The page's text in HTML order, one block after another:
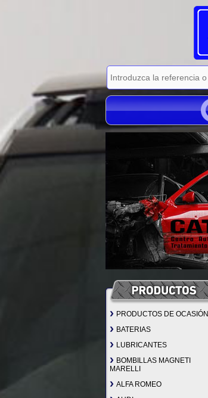
PRODUCTOS DE OCASIÓN
BATERIAS
LUBRICANTES
BOMBILLAS MAGNETI
MARELLI
ALFA ROMEO